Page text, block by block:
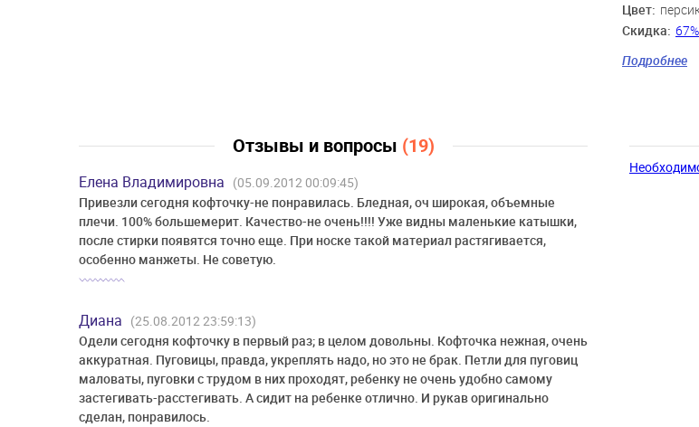
Цвет:
Скидка: 67%
Девочки
Возраст: 2
Подробнее
Отзывы и вопросы (19)
Елена Владимировна (05.09.2012 00:09:45)
Привезли сегодня кофточку-не понравилась. Бледная, оч широкая, объемные
плечи. 100% большемерит. Качество-не очень!!!! Уже видны маленькие катышки,
после стирки появятся точно еще. При носке такой материал растягивается,
особенно манжеты. Не советую.
Диана (25.08.2012 23:59:13)
Одели сегодня кофточку в первый раз; в целом довольны. Кофточка нежная, очень
аккуратная. Пуговицы, правда, укреплять надо, но это не брак. Петли для пуговиц
маловаты, пуговки с трудом в них проходят, ребенку не очень удобно самому
застегивать-расстегивать. А сидит на ребенке отлично. И рукав оригинально
сделан, понравилось.